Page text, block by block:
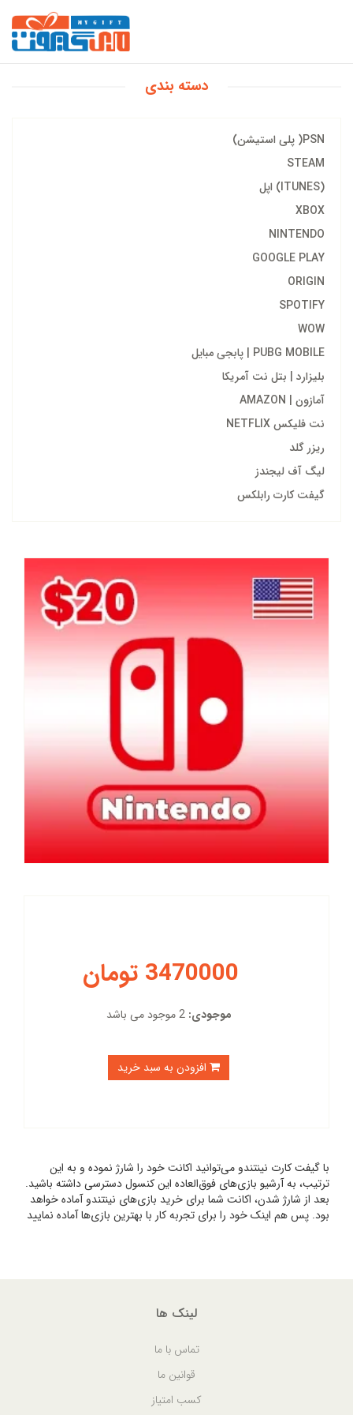
دسته بندی
PSN( پلی استیشن)
STEAM
(ITUNES) اپل
XBOX
NINTENDO
GOOGLE PLAY
ORIGIN
SPOTIFY
WOW
PUBG MOBILE | پابجی مبایل
بلیزارد | بتل نت آمریکا
آمازون | AMAZON
نت فلیکس NETFLIX
ریزر گلد
لیگ آف لیجندز
گیفت کارت رابلکس
3470000 تومان
موجودی: 2 موجود می باشد
افزودن به سبد خرید
با گیفت کارت نینتندو می‌توانید اکانت خود را شارژ نموده و به این
ترتیب، به آرشیو بازی‌های فوق‌العاده این کنسول دسترسی داشته باشید.
بعد از شارژ شدن، اکانت شما برای خرید بازی‌های نینتندو آماده خواهد
بود. پس هم اینک خود را برای تجربه کار با بهترین بازی‌ها آماده نمایید
لینک ها
تماس با ما
قوانین ما
کسب امتیاز